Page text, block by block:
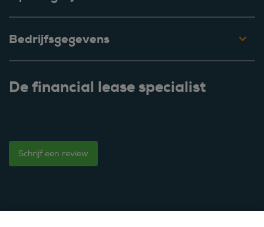
Bedrijfsgegevens
De financial lease specialist
Schrijf een review